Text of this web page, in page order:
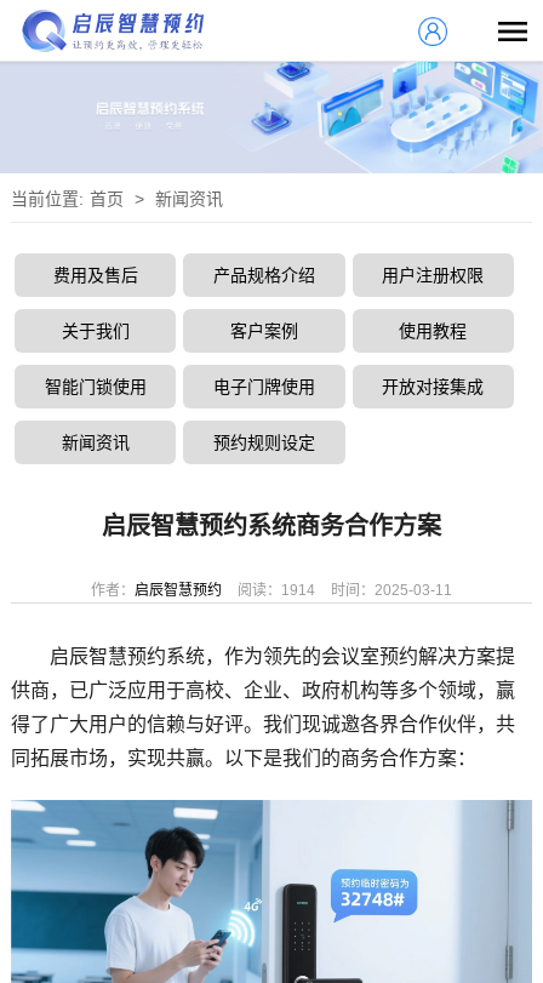
当前位置: 首页 > 新闻资讯
费用及售后 产品规格介绍 用户注册权限
关于我们 客户案例 使用教程
智能门锁使用 电子门牌使用 开放对接集成
新闻资讯 预约规则设定
启辰智慧预约系统商务合作方案
作者： 启辰智慧预约 阅读：1914 时间：2025-03-11
启辰智慧预约系统，作为领先的会议室预约解决方案提
供商，已广泛应用于高校、企业、政府机构等多个领域，赢
得了广大用户的信赖与好评。我们现诚邀各界合作伙伴，共
同拓展市场，实现共赢。以下是我们的商务合作方案：